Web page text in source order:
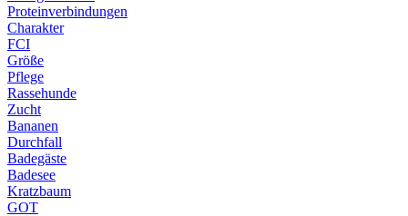
Proteinverbindungen
Charakter
FCI
Größe
Pflege
Rassehunde
Zucht
Bananen
Durchfall
Badegäste
Badesee
Kratzbaum
GOT